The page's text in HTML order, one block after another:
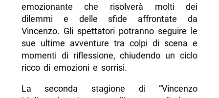
emozionante che risolverà molti dei
dilemmi e delle sfide affrontate da
Vincenzo. Gli spettatori potranno seguire le
sue ultime avventure tra colpi di scena e
momenti di riflessione, chiudendo un ciclo
ricco di emozioni e sorrisi.
La seconda stagione di “Vincenzo